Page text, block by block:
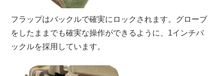
フラップはバックルで確実にロックされます。グローブ
をしたままでも確実な操作ができるように、1インチバ
ックルを採用しています。